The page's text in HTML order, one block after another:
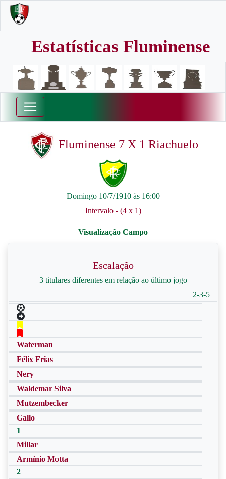
Estatísticas Fluminense
Fluminense 7 X 1 Riachuelo
Domingo 10/7/1910 às 16:00
Intervalo - (4 x 1)
Escalação
3 titulares diferentes em relação ao último jogo
2-3-5
Waterman
Félix Frias
Nery
Waldemar Silva
Mutzembecker
Gallo
1
Millar
Armínio Motta
2